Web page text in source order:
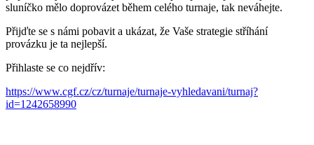
sluníčko mělo doprovázet během celého turnaje, tak neváhejte.
Přijďte se s námi pobavit a ukázat, že Vaše strategie stříhání
provázku je ta nejlepší.
Přihlaste se co nejdřív:
https://www.cgf.cz/cz/turnaje/turnaje-vyhledavani/turnaj?
id=1242658990